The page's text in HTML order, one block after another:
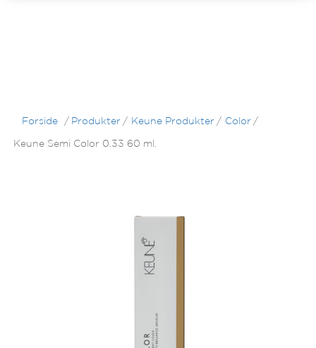
Forside / Produkter / Keune Produkter / Color /
Keune Semi Color 0.33 60 ml.